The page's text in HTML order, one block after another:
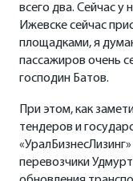
всего два. Сейчас у
Ижевске сейчас
площадками, я
пассажиров очень
господин Батов.
При этом, как
тендеров и
перевозчики